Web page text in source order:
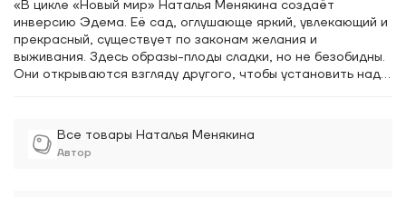
Все товары Наталья Менякина
Автор
«В цикле «Новый мир» Наталья Менякина создаёт
инверсию Эдема. Её сад, оглушающе яркий, увлекающий и
прекрасный, существует по законам желания и
выживания. Здесь образы-плоды сладки, но не безобидны.
Они открываются взгляду другого, чтобы установить над
удовольствия, граничащего с опасностью,
мы желаем сильнее. Персонажи картин неоднозначные,
они могут нести как благо, так и погибель. Художница